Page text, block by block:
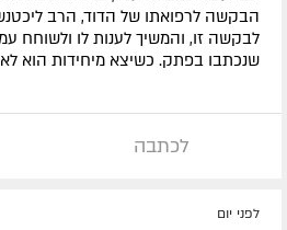
הבקשה לרפואתו של הדוד, הרב
לבקשה זו, והמשיך לענות לו ולשוחח
שנכתבו בפתק. כשיצא מיחידות הוא לא
לכתבה
לפני יום